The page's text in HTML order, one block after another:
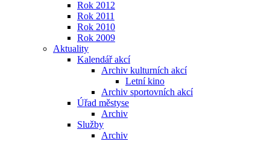
Rok 2012
Rok 2011
Rok 2010
Rok 2009
Aktuality
Kalendář akcí
Archiv kulturních akcí
Letní kino
Archiv sportovních akcí
Úřad městyse
Archiv
Služby
Archiv